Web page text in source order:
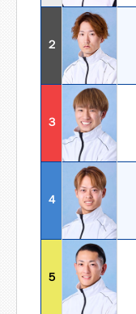
２
３
４
５